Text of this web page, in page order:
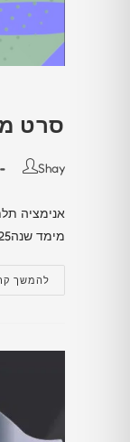
סרט
Shay
אנימציה
מימד שנה2025 סודה סטרים - FIZZ&GOבריז אנימציה יצרה סרטון פרסומי של סודה סטרים עבור המוצר…
להמשך